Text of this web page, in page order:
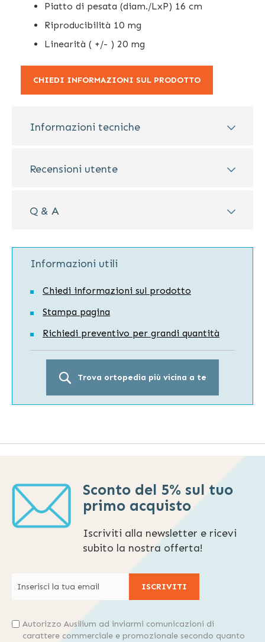
Piatto di pesata (diam./LxP) 16 cm
Riproducibilità 10 mg
Linearità ( +/- ) 20 mg
CHIEDI INFORMAZIONI SUL PRODOTTO
Informazioni tecniche
Recensioni utente
Q & A
Informazioni utili
Chiedi informazioni sul prodotto
Stampa pagina
Richiedi preventivo per grandi quantità
Trova ortopedia più vicina a te
Sconto del 5% sul tuo
primo acquisto
Iscriviti alla newsletter e ricevi
subito la nostra offerta!
ISCRIVITI
Autorizzo Ausilium ad inviarmi comunicazioni di
carattere commerciale e promozionale secondo quanto